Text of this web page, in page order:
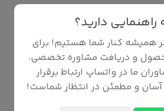
راهنمایی دارید؟
همیشه کنار شما هستیم! برای
و دریافت مشاوره تخصصی،
ما در واتساپ ارتباط برقرار
آسان و مطمئن در انتظار شماست!